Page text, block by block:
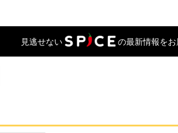
見逃せない の最新情報をお